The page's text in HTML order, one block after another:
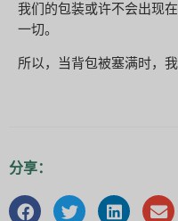
我们的包装或许不会出现
一切。
所以，当背包被塞满时，
分享：